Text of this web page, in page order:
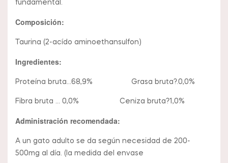
fundamental.
Composición:
Taurina (2-acído aminoethansulfon)
Ingredientes:
Proteína bruta…68,9% Grasa bruta?.0,0%
Fibra bruta … 0,0% Ceniza bruta?1,0%
Administración recomendada:
A un gato adulto se da según necesidad de 200-
500mg al día. (la medida del envase